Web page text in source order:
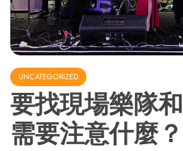
UNCATEGORIZED
要找現場樂隊和
需要注意什麼？